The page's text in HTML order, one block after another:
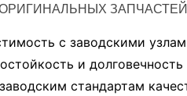
ЗАПЧАСТЕЙ
с заводскими
и долговечность
стандартам